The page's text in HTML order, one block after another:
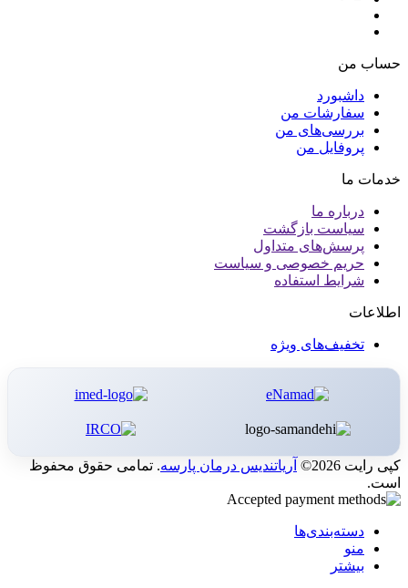
حساب من
داشبورد
سفارشات من
بررسی‌های من
پروفایل من
خدمات ما
درباره ما
سیاست بازگشت
پرسش‌های متداول
حریم خصوصی و سیاست
شرایط استفاده
اطلاعات
تخفیف‌های ویژه
کپی رایت 2026© آریاتندیس درمان پارسه. تمامی حقوق محفوظ
است.
دسته‌بندی‌ها
منو
بیشتر